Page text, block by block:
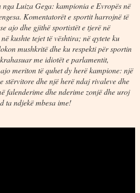
Luiza Gega: kampionia e Evropës në
Komentatorët e sportit harrojnë të
ajo dhe gjithë sportistët e tjerë në
kushte tejet të vështira; në qytete ku
mushkritë dhe ku respekti për sportin
me idiotët e parlamentit,
meriton të quhet dy herë kampione: një
stërvitore dhe një herë ndaj rivaleve dhe
falenderime dhe nderime zonjë dhe uroj
ta ndjekë mbesa ime!